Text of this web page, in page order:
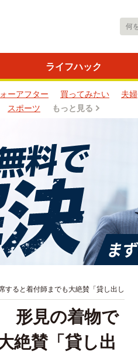
ライフハック
ーアフター 買ってみたい 夫婦
スポーツ もっと見る
ると着付師までも大絶賛「貸し出し
形見の着物で
絶賛「貸し出